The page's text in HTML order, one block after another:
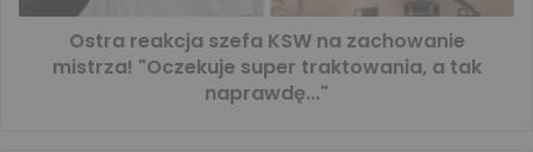
Ostra reakcja szefa KSW na zachowanie
mistrza! "Oczekuje super traktowania, a tak
naprawdę..."